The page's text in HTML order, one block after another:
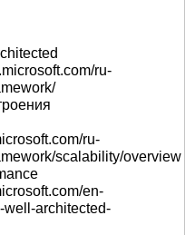
ru-
ru-
scalability/overview
en-
well-architected-